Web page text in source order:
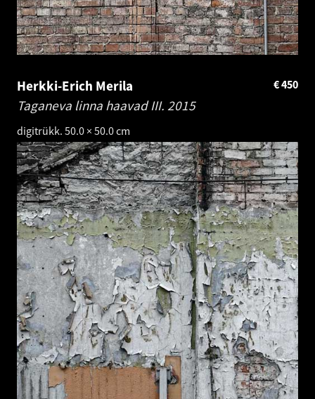
Herkki-Erich Merila
Taganeva linna haavad III. 2015
digitrükk. 50.0 × 50.0 cm
450
€